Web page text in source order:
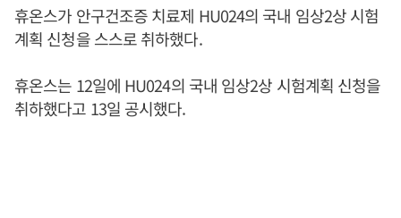
휴온스가 안구건조증 치료제 HU024의 국내 임상2상 시험
계획 신청을 스스로 취하했다.
휴온스는 12일에 HU024의 국내 임상2상 시험계획 신청을
취하했다고 13일 공시했다.